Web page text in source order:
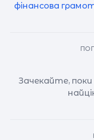
фінансова
Зачекайте,